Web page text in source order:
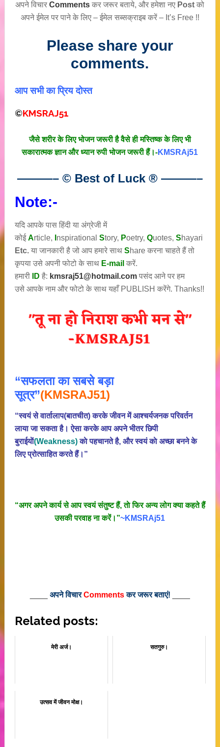
अपने विचारComments कर जरूर बताये, और हमेशा नए Post को
अपने ईमेल पर पाने के लिए – ईमेल सब्सक्राइब करें – It’s Free !!
Please share your
comments.
आप सभी का प्रिय दोस्त
©KMSRAJ51
जैसे शरीर के लिए भोजन जरूरी है वैसे ही मस्तिष्क के लिए भी
सकारात्मक ज्ञान और ध्यान रुपी भोजन जरूरी हैं।-KMSRAj51
———– © Best of Luck ® ———–
Note:-
यदि आपके पास हिंदी या अंग्रेजी में
कोईArticle, nspirational Story, Poetry, Quotes, Shayari
Etc.या जानकारी है जो आप हमारे साथ Share करना चाहते हैं तो
कृपया उसे अपनी फोटो के साथ E-mail करें.
हमारी
ID है: kmsraj51@hotmail.com पसंद आने पर हम
उसे आपके नाम और फोटो के साथ यहाँ PUBLISH करेंगे. Thanks!!
“सफलता का सबसे बड़ा
सूत्र”(KMSRAJ51)
“स्वयं से वार्तालाप(बातचीत) करके जीवन में आश्चर्यजनक परिवर्तन
लाया जा सकता है। ऐसा करके आप अपने भीतर छिपी
बुराईयाें(Weakness)काे पहचानते है, और स्वयं काे अच्छा बनने के
लिए प्रोत्साहित करते हैं।”
“अगर अपने कार्य से आप स्वयं संतुष्ट हैं, ताे फिर अन्य लोग क्या कहते हैं
उसकी परवाह ना करें।”~KMSRAj51
अपने विचारCommentsकर जरूर बताएं!
Related posts:
मेरी अर्ज। सतगुरु।
उत्सव में जीवन मोक्ष।